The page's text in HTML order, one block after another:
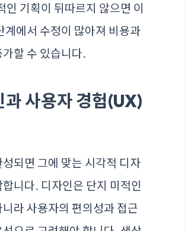
인 기획이 뒤따르지 않으면 이
계에서 수정이 많아져 비용과
할 수 있습니다.
과 사용자 경험(UX)
되면 그에 맞는 시각적 디자
니다. 디자인은 단지 미적인
라 사용자의 편의성과 접근